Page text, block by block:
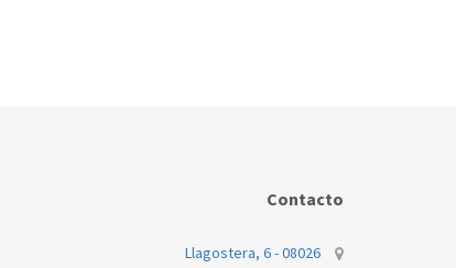
Contacto
Llagostera, 6 - 08026